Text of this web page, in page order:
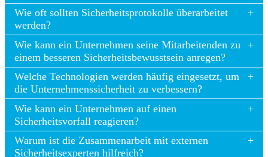
Wie oft sollten Sicherheitsprotokolle überarbeitet
werden?
Wie kann ein Unternehmen seine Mitarbeitenden zu
einem besseren Sicherheitsbewusstsein anregen?
Welche Technologien werden häufig eingesetzt, um
die Unternehmenssicherheit zu verbessern?
Wie kann ein Unternehmen auf einen
Sicherheitsvorfall reagieren?
Warum ist die Zusammenarbeit mit externen
Sicherheitsexperten hilfreich?